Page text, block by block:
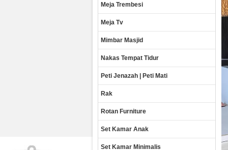
Meja Trembesi
Meja Tv
Mimbar Masjid
Nakas Tempat Tidur
Peti Jenazah | Peti Mati
Rak
Rotan Furniture
Set Kamar Anak
Set Kamar Minimalis